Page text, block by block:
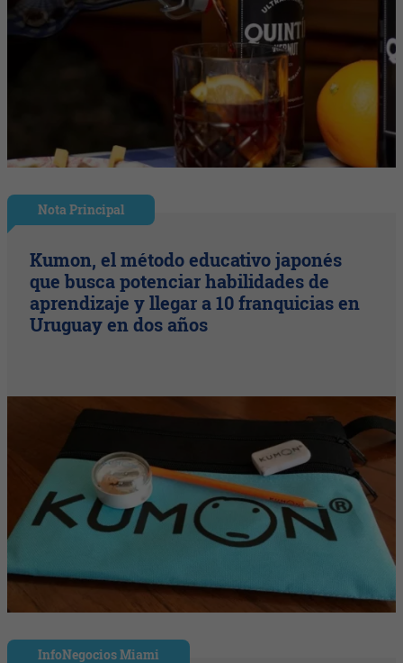
Nota Principal
Kumon, el método educativo japonés
que busca potenciar habilidades de
aprendizaje y llegar a 10 franquicias en
Uruguay en dos años
InfoNegocios Miami